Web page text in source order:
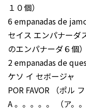
１０個）
6 empanadas de
セイス エンパナーダ
のエンパナーダ６個）
2 empanadas de
ケソ イ セボージャ
POR FAVOR （ポル
A 。。。。。 （ア。